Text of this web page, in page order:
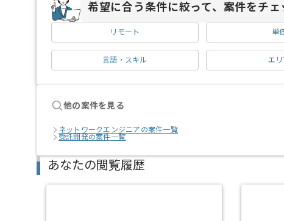
希望に合う条件に絞って、案件をチェ
リモート 単
言語・スキル エリ
他の案件を見る
ネットワークエンジニアの案件一覧
受託開発の案件一覧
あなたの閲覧履歴